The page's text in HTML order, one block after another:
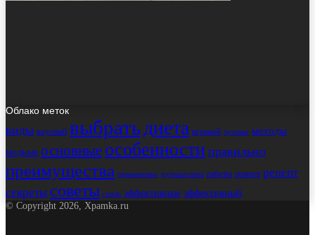
Облако меток
виды вкусный выбратьдиета игровой лучшие методы
модные основные особенности правильно
преимущества применение путешествие работы ремонт рецепт
секреты советы стиль эффективные эффективный
© Copyright 2026, Xpamka.ru